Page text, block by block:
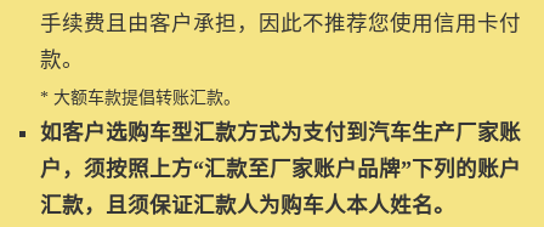
手续费且由客户承担，因此不推荐您使用信用卡付
款。
* 大额车款提倡转账汇款。
如客户选购车型汇款方式为支付到汽车生产厂家账
户，须按照上方“汇款至厂家账户品牌”下列的账户
汇款，且须保证汇款人为购车人本人姓名。